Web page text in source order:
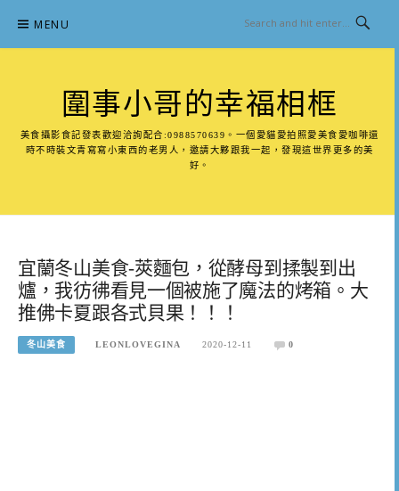
content
MENU
圍事小哥的幸福相框
美食攝影食記發表歡迎洽詢配合:0988570639。一個愛貓愛拍照愛美食愛咖啡還
時不時裝文青寫寫小東西的老男人，邀請大夥跟我一起，發現這世界更多的美
好。
宜蘭冬山美食-莢麵包，從酵母到揉製到出
爐，我彷彿看見一個被施了魔法的烤箱。大
推佛卡夏跟各式貝果！！！
冬山美食 LEONLOVEGINA 2020-12-11 0